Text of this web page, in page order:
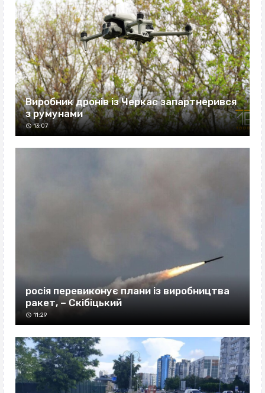
Виробник дронів із Черкас запартнерився
з румунами
13:07
росія перевиконує плани із виробництва
ракет, – Скібіцький
11:29